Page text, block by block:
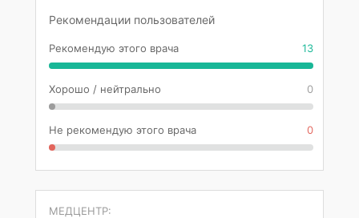
Рекомендации пользователей
Рекомендую этого врача 13
Хорошо / нейтрально 0
Не рекомендую этого врача 0
МЕДЦЕНТР: